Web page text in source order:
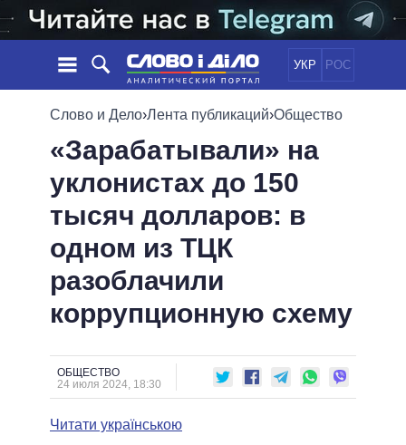
УКР РОС
НОВОСТИ
ЛЕНТА
СОБЫТИЯ
СТАТЬИ
ОБЗОРЫ
ДАЙДЖЕСТЫ
ПОЛИТИКА
ЭКОНОМИКА
ОБЩЕСТВО
МИР
ОБЕЩАНИЯ
ПОЛИТИКИ
ВСЕ ПОЛИТИКИ
ПРЕЗИДЕНТ И ОФИС
ВЕРХОВНАЯ РАДА
КАБИНЕТ МИНИСТРОВ
МЭРЫ
ВСЕ ПЕРСОНЫ
ИНФОГРАФИКА
ВИДЕО
ПОДДЕРЖАТЬ
СРАВНЕНИЕ ПОЛИТИКОВ
Слово и Дело›Лента публикаций›Общество
«Зарабатывали» на
уклонистах до 150
тысяч долларов: в
одном из ТЦК
разоблачили
коррупционную схему
ОБЩЕСТВО
24 июля 2024, 18:30
Читати українською